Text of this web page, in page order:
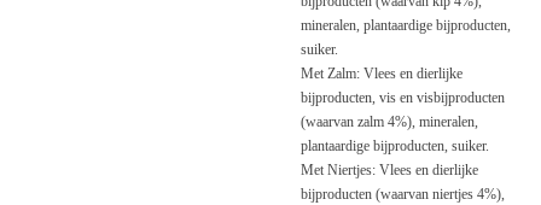
mineralen, plantaardige bijproducten,
suiker.
Met Zalm: Vlees en dierlijke
bijproducten, vis en visbijproducten
(waarvan zalm 4%), mineralen,
plantaardige bijproducten, suiker.
Met Niertjes: Vlees en dierlijke
bijproducten (waarvan niertjes 4%),